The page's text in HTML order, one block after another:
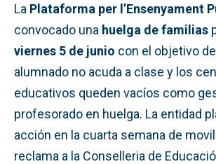
La Plataforma per l’Ensenyament
convocado una huelga de familias
viernes 5 de junio con el objetivo
alumnado no acuda a clase y los
educativos queden vacíos como
profesorado en huelga. La entidad
acción en la cuarta semana de
reclama a la Conselleria de